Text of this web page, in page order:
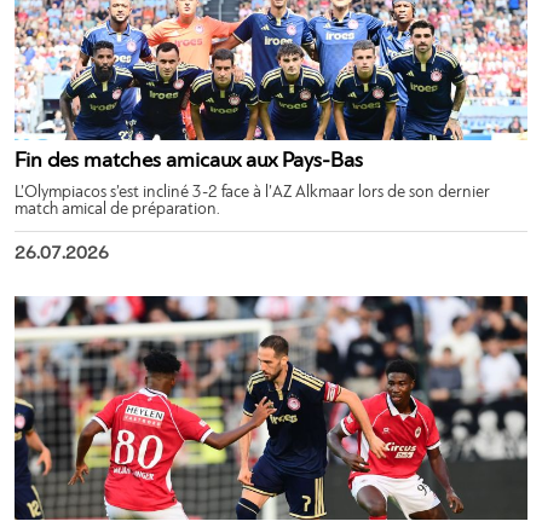
Fin des matches amicaux aux Pays-Bas
L’Olympiacos s’est incliné 3-2 face à l’AZ Alkmaar lors de son dernier
match amical de préparation.
26.07.2026